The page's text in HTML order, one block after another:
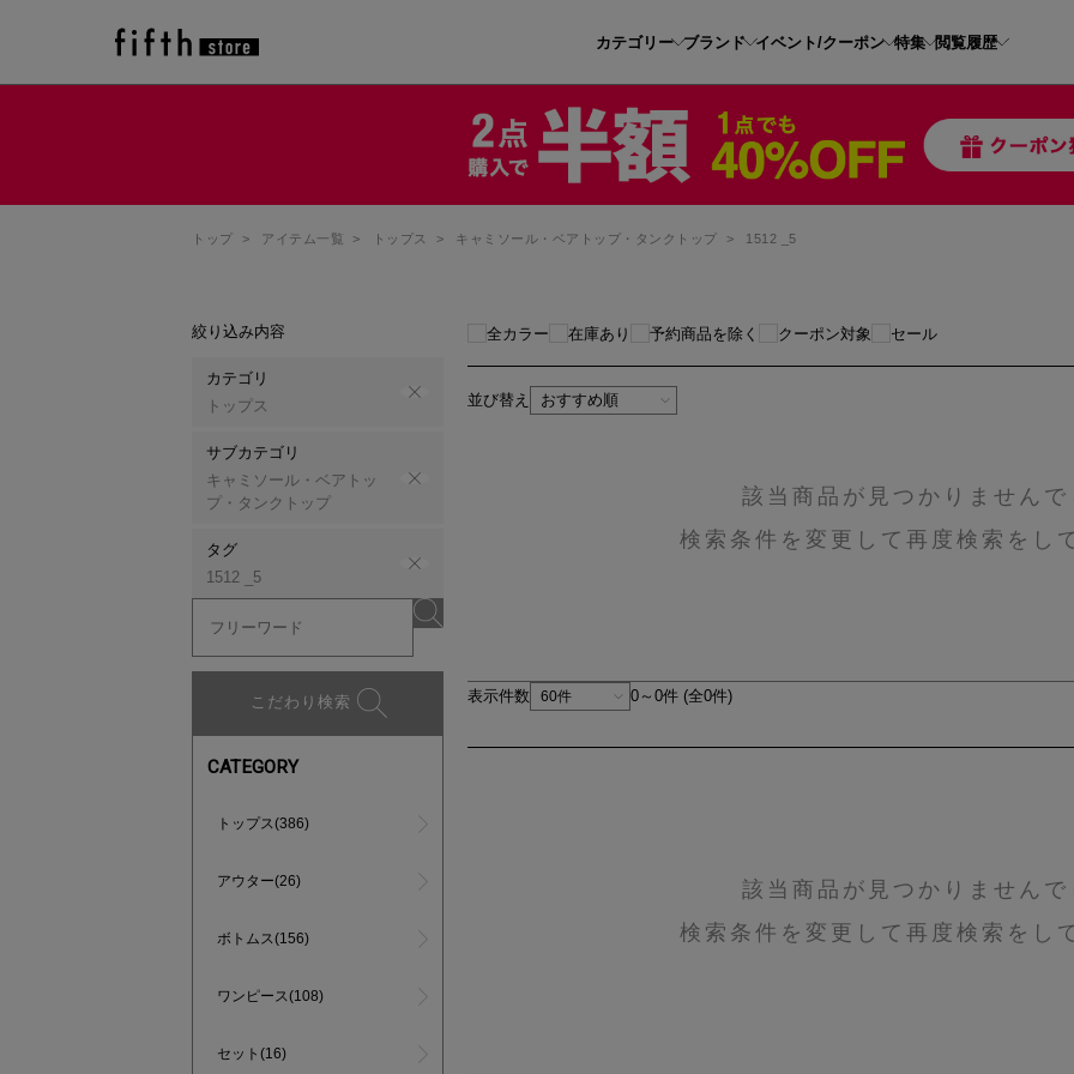
カテゴリー ブランド イベント/クーポン 特集 閲覧履歴
トップ > アイテム一覧 > トップス > キャミソール・ベアトップ・タンクトップ > 1512 _5
絞り込み内容
カテゴリ
トップス
サブカテゴリ
キャミソール・ベアトッ
プ・タンクトップ
タグ
1512 _5
こだわり検索
CATEGORY
トップス(386)
アウター(26)
ボトムス(156)
ワンピース(108)
セット(16)
全カラー 在庫あり 予約商品を除く クーポン対象 セール
並び替え
該当商品が見つかりませんで
検索条件を変更して再度検索をし
表示件数 0～0件 (全0件)
該当商品が見つかりませんで
検索条件を変更して再度検索をし